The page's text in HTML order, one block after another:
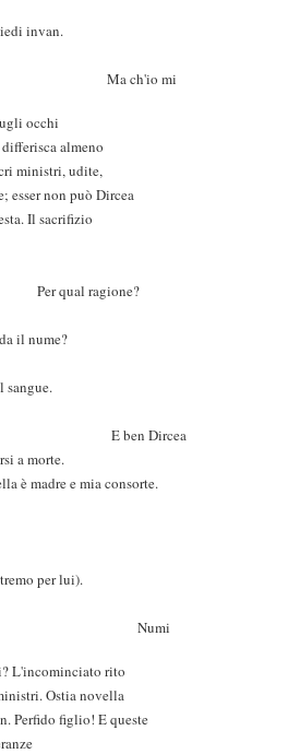
invan.
ch'io mi
occhi
almeno
ministri, udite,
esser non può Dircea
Il sacrifizio
ragione?
il nume?
sangue.
Dircea
a morte.
è madre e mia consorte.
per lui).
L'incominciato rito
Ostia novella
Perfido figlio! E queste